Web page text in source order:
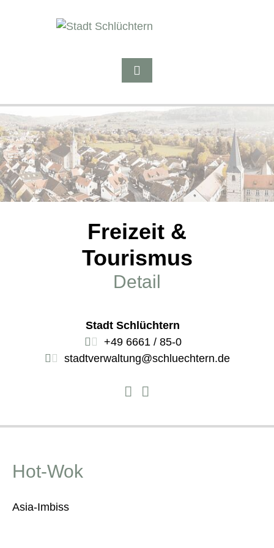
Freizeit &
Tourismus
Detail
Stadt Schlüchtern
+49 6661 / 85-0
stadtverwaltung@schluechtern.de
Hot-Wok
Asia-Imbiss